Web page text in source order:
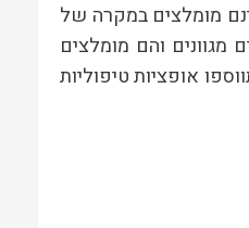
מומלצים במקרה של
מגוונים והם מומלצים
אופציות טיפוליות